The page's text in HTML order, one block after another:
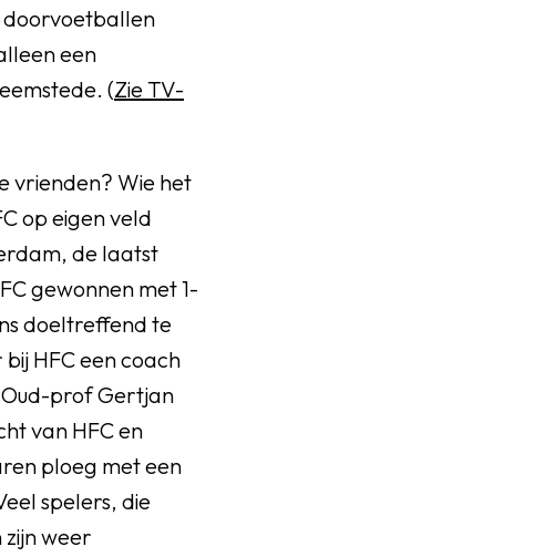
doorvoetballen
een
(Zie TV-
vrienden? Wie het
op eigen veld
de laatst
gewonnen met 1-
doeltreffend te
HFC een coach
prof Gertjan
van HFC en
ploeg met een
spelers, die
weer